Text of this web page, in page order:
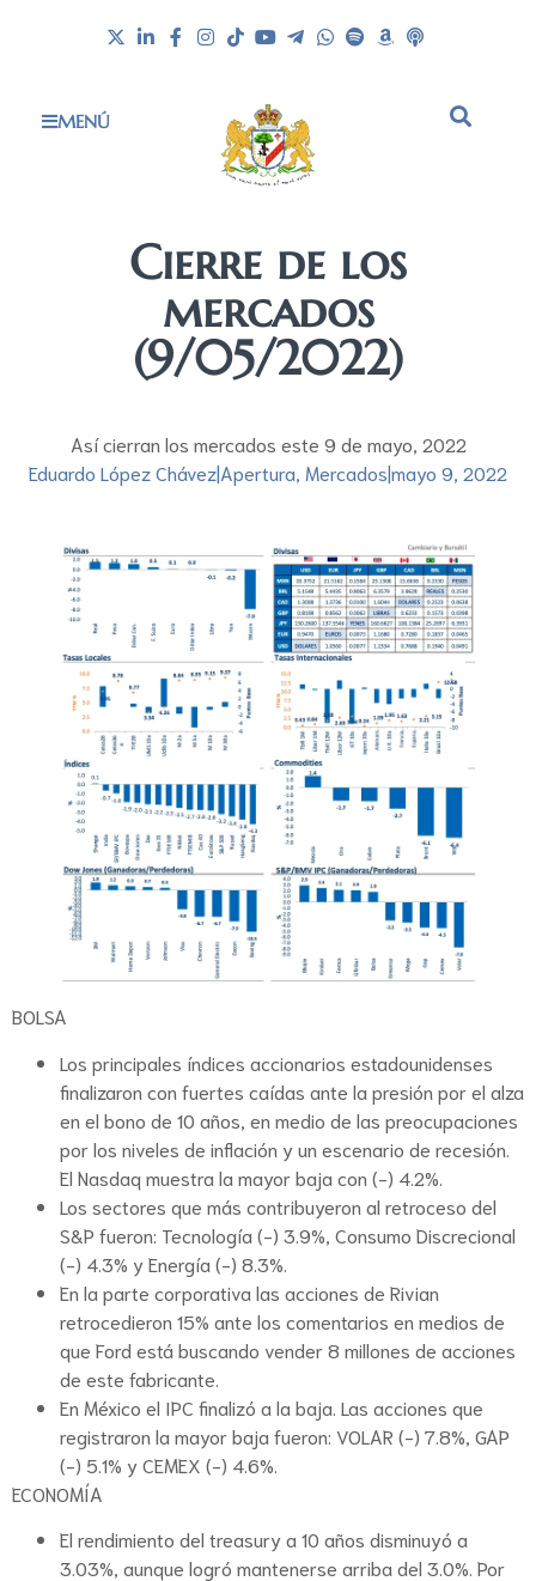
MENÚ
Cierre de los
mercados
(9/05/2022)
Así cierran los mercados este 9 de mayo, 2022
Eduardo López Chávez|Apertura, Mercados|mayo 9, 2022
BOLSA
Los principales índices accionarios estadounidenses
finalizaron con fuertes caídas ante la presión por el alza
en el bono de 10 años, en medio de las preocupaciones
por los niveles de inflación y un escenario de recesión.
El Nasdaq muestra la mayor baja con (-) 4.2%.
Los sectores que más contribuyeron al retroceso del
S&P fueron: Tecnología (-) 3.9%, Consumo Discrecional
(-) 4.3% y Energía (-) 8.3%.
En la parte corporativa las acciones de Rivian
retrocedieron 15% ante los comentarios en medios de
que Ford está buscando vender 8 millones de acciones
de este fabricante.
En México el IPC finalizó a la baja. Las acciones que
registraron la mayor baja fueron: VOLAR (-) 7.8%, GAP
(-) 5.1% y CEMEX (-) 4.6%.
ECONOMÍA
El rendimiento del treasury a 10 años disminuyó a
3.03%, aunque logró mantenerse arriba del 3.0%. Por